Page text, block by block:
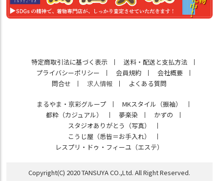
特定商取引法に基づく表示
送料・配送と支払方法
プライバシーポリシー
会員規約
会社概要
問合せ
求人情報 よくある質問
まるやま・京彩グループ
MKスタイル（振袖）
都粋（カジュアル）
夢楽染
かずの
スタジオありがとう（写真）
こうじ屋（悉皆＝お手入れ）
レスプリ・ドゥ・フィーユ（エステ）
Copyright(C) 2020 TANSUYA CO.,Ltd. All Right Reserved.